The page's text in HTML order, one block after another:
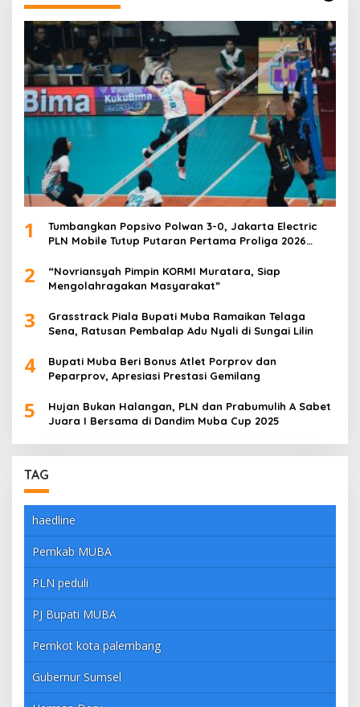
1
Tumbangkan Popsivo Polwan 3-0, Jakarta Electric
PLN Mobile Tutup Putaran Pertama Proliga 2026
2
“Novriansyah Pimpin KORMI Muratara, Siap
Mengolahragakan Masyarakat”
3
Grasstrack Piala Bupati Muba Ramaikan Telaga
Sena, Ratusan Pembalap Adu Nyali di Sungai Lilin
4
Bupati Muba Beri Bonus Atlet Porprov dan
Peparprov, Apresiasi Prestasi Gemilang
5
Hujan Bukan Halangan, PLN dan Prabumulih A Sabet
Juara I Bersama di Dandim Muba Cup 2025
TAG
haedline
Pemkab MUBA
PLN peduli
PJ Bupati MUBA
Pemkot kota palembang
Gubernur Sumsel